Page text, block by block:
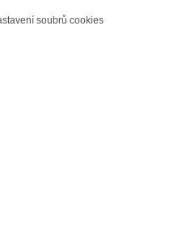
soubrů cookies